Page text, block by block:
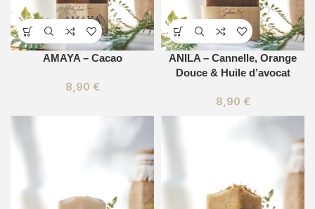
AMAYA – Cacao
8,90 €
ANILA – Cannelle, Orange
Douce & Huile d’avocat
8,90 €